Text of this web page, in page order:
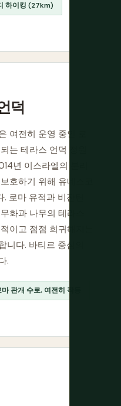
하이킹 (27km)
덕
여전히 운영 중인 로
는 테라스 언덕 정원
년 이스라엘의 분리
호하기 위해 유네스코
로마 유적과 비잔틴
화과 나무의 테라스
이고 점점 희귀해지는
다. 바티르 중심의
.
마 관개 수로, 여전히 작동